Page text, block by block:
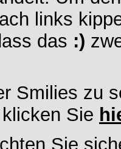
links
das :)
Smilies zu
Sie
Sie